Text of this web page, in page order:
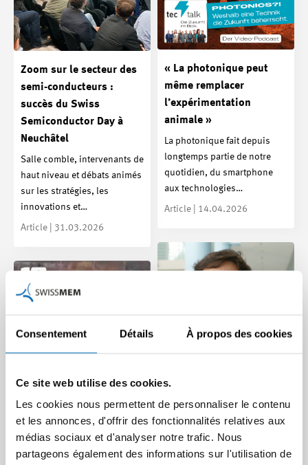
Consentement Détails À propos des cookies
Ce site web utilise des cookies.
Les cookies nous permettent de personnaliser le contenu
et les annonces, d'offrir des fonctionnalités relatives aux
médias sociaux et d'analyser notre trafic. Nous
partageons également des informations sur l'utilisation de
« La photonique peut
même remplacer
l’expérimentation
animale »
La photonique fait depuis
longtemps partie de notre
quotidien, du smartphone
aux technologies…
Article | 14.04.2026
Zoom sur le secteur des
semi-conducteurs :
succès du Swiss
Semiconductor Day à
Neuchâtel
Salle comble, intervenants de
haut niveau et débats animés
sur les stratégies, les
innovations et…
Article | 31.03.2026
Soutien conditionné à
des exigences : des
expériences tirées d’un
projet Innosuisse
Les explosifs comme
modèle commercial : un
Suisse nettoie le monde